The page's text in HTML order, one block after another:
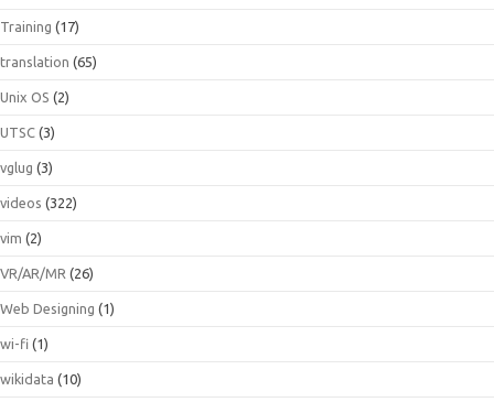
Training (17)
translation (65)
Unix OS (2)
UTSC (3)
vglug (3)
videos (322)
vim (2)
VR/AR/MR (26)
Web Designing (1)
wi-fi (1)
wikidata (10)